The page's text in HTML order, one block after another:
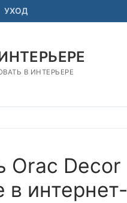
УХОД
В ИНТЕРЬЕРЕ
Orac Decor
в интернет-